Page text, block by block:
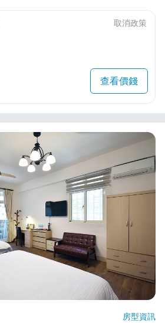
取消政策
查看價錢
房型資訊